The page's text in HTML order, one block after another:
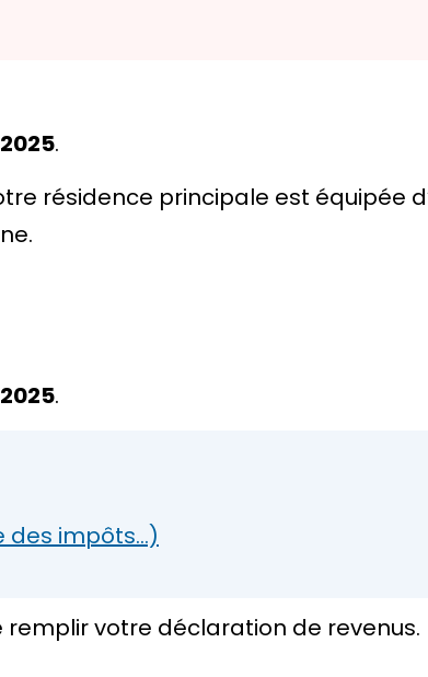
.
résidence principale est équipée
.
des impôts…)
remplir votre déclaration de revenus.